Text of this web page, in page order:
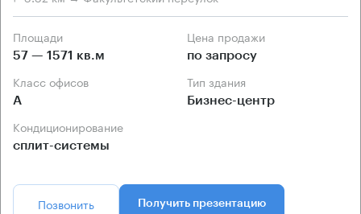
Площади
57 — 1571 кв.м
Цена продажи
по запросу
Класс офисов
А
Тип здания
Бизнес-центр
Кондиционирование
сплит-системы
Позвонить Получить презентацию